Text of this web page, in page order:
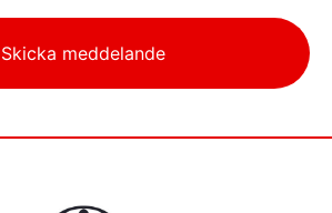
Skicka meddelande